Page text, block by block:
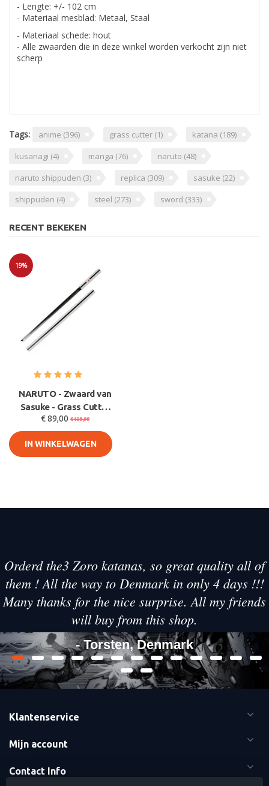
- Lengte: +/- 102 cm
- Materiaal mesblad: Metaal, Staal
- Materiaal schede: hout
- Alle zwaarden die in deze winkel worden verkocht zijn niet
scherp
Tags: anime (396) grass cutter (1) katana (189)
kusanagi (4) manga (76) naruto (48)
naruto shippuden (3) replica (309) sasuke (22)
shippuden (4) steel (273) sword (333)
RECENT BEKEKEN
19%
NARUTO - Zwaard van
Sasuke - Grass Cutter
Kusanagi Zwaard - Wit
€ 89,00 €109,99
IN WINKELWAGEN
Orderd the3 Zoro katanas, so great quality all of
them ! All the way to Denmark in only 4 days !!!
Many thanks for the nice surprise. All my friends
will buy from this shop.
- Torsten, Denmark
Klantenservice
Mijn account
Contact Info